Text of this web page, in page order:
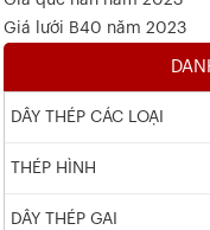
Giá lưới B40 năm 2023
DÂY THÉP CÁC LOẠI
THÉP HÌNH
DÂY THÉP GAI